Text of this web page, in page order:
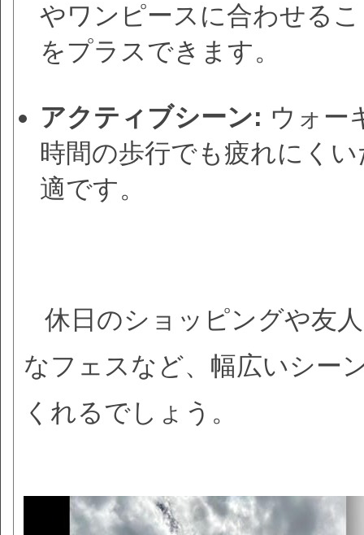
やワンピースに合わせる
をプラスできます。
アクティブシーン: ウォー
時間の歩行でも疲れにく
適です。
休日のショッピングや友
なフェスなど、幅広いシー
くれるでしょう。